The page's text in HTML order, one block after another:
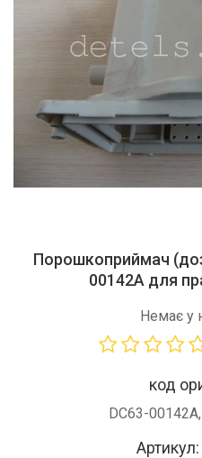
Порошкоприймач
00142A для
Немає у
код
DC63-
Артикул: